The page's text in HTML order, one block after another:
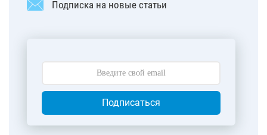
Подписка на новые статьи
Подписаться